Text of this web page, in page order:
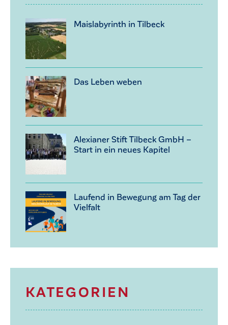
Maislabyrinth in Tilbeck
Das Leben weben
Alexianer Stift Tilbeck GmbH –
Start in ein neues Kapitel
Laufend in Bewegung am Tag der
Vielfalt
KATEGORIEN